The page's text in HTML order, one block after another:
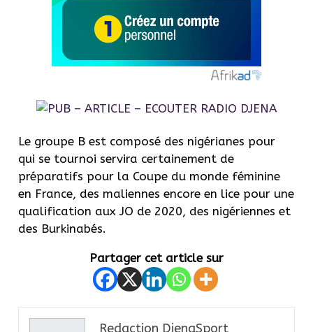
Le groupe B est composé des nigérianes pour
qui se tournoi servira certainement de
préparatifs pour la Coupe du monde féminine
en France, des maliennes encore en lice pour une
qualification aux JO de 2020, des nigériennes et
des Burkinabés.
Partager cet article sur
Redaction DjenaSport